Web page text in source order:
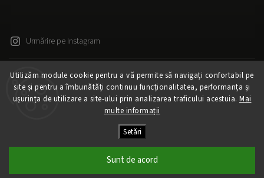
Utilizăm module cookie pentru a vă permite să navigați confortabil pe
site și pentru a îmbunătăți continuu funcționalitatea, performanța și
ușurința de utilizare a site-ului prin analizarea traficului acestuia. Mai
multe informații
Setări
Sunt de acord
Urmărire pe Instagram
Creat de Shoptet
Drepturi de autor 2026Released. Toate drepturile rezervate.
Editați setările cookie-urilor
VytvořilShoptet | DesignShoptak.cz